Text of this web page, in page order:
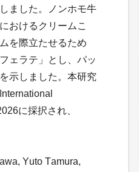
ました。ノンホモ牛
おけるクリームこ
を際立たせるため
ェラテ」とし、パッ
示しました。本研究
に採択され、
Yuto Tamura,